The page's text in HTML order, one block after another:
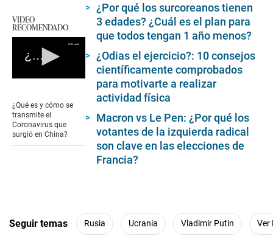
VIDEO
RECOMENDADO
¿Qué es y cómo se transmite el Coronavirus que surgió en China?
of
0
seconds
¿Qué es y cómo se
transmite el
Coronavirus que
surgió en China?
¿Por qué los surcoreanos tienen
3 edades? ¿Cuál es el plan para
que todos tengan 1 año menos?
¿Odias el ejercicio?: 10 consejos
científicamente comprobados
para motivarte a realizar
actividad física
Macron vs Le Pen: ¿Por qué los
votantes de la izquierda radical
son clave en las elecciones de
Francia?
Seguir temas Rusia Ucrania Vladimir Putin Ver